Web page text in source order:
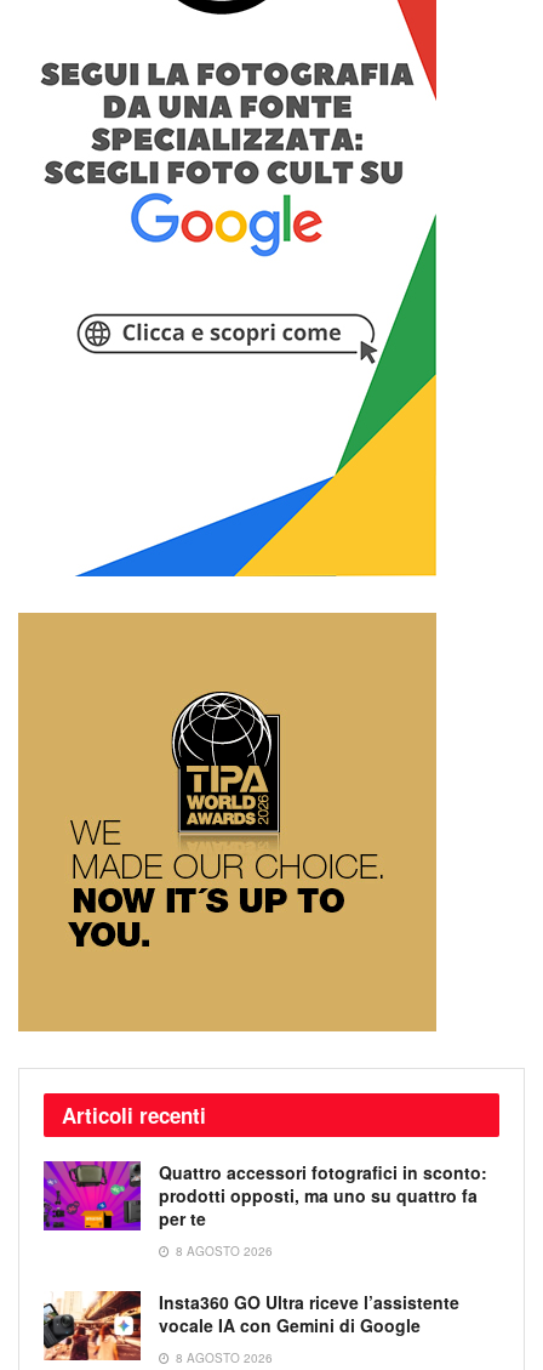
Articoli recenti
Quattro accessori fotografici in sconto:
prodotti opposti, ma uno su quattro fa
per te
8 AGOSTO 2026
Insta360 GO Ultra riceve l’assistente
vocale IA con Gemini di Google
8 AGOSTO 2026